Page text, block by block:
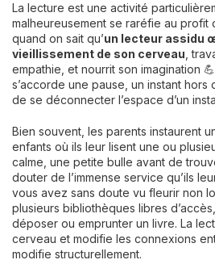
La lecture est une activité
malheureusement se raréfie au profit
quand on sait qu’un lecteur assidu
vieillissement de son cerveau,
empathie, et nourrit son imagination
s’accorde une pause, un instant hors
de se déconnecter l’espace d’un
Bien souvent, les parents instaurent
enfants où ils leur lisent une ou
calme, une petite bulle avant de
douter de l’immense service qu’ils
vous avez sans doute vu fleurir non
plusieurs bibliothèques libres
déposer ou emprunter un livre. La
cerveau et modifie les connexions
modifie structurellement.